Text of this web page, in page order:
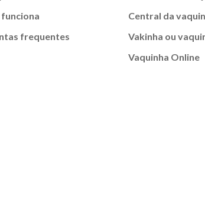
frequentes
Central da
Vakinha ou
Vaquinha Online